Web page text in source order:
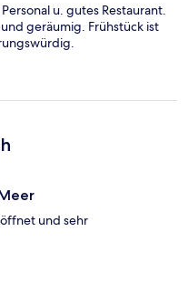
u. gutes Restaurant.
geräumig. Frühstück ist
und sehr